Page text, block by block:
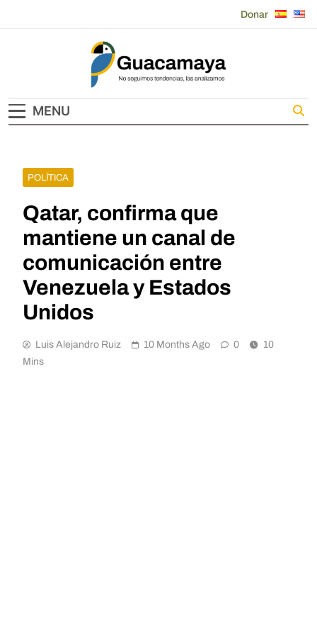
Donar
Guacamaya
MENU
POLÍTICA
Qatar, confirma que
mantiene un canal de
comunicación entre
Venezuela y Estados
Unidos
Luis Alejandro Ruiz 10 Months Ago 0
10
Mins